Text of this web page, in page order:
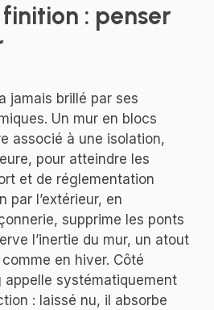
: penser
jamais brillé par ses
Un mur en blocs
associé à une isolation,
pour atteindre les
et de réglementation
par l’extérieur, en
supprime les ponts
l’inertie du mur, un atout
en hiver. Côté
appelle systématiquement
: laissé nu, il absorbe